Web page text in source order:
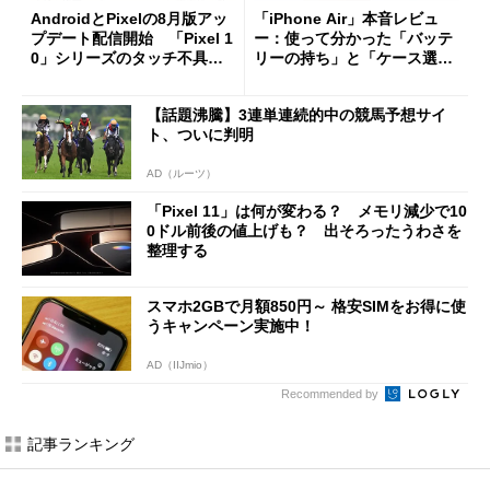
AndroidとPixelの8月版アッ
プデート配信開始 「Pixel 1
0」シリーズのタッチ不具合
「iPhone Air」本音レビュ
ー：使って分かった「バッテ
リーの持ち」と「ケース選
【話題沸騰】3連単連続的中の競馬予想サイ
ト、ついに判明
AD（ルーツ）
「Pixel 11」は何が変わる？ メモリ減少で10
0ドル前後の値上げも？ 出そろったうわさを
整理する
スマホ2GBで月額850円～ 格安SIMをお得に使
うキャンペーン実施中！
AD（IIJmio）
Recommended by
記事ランキング